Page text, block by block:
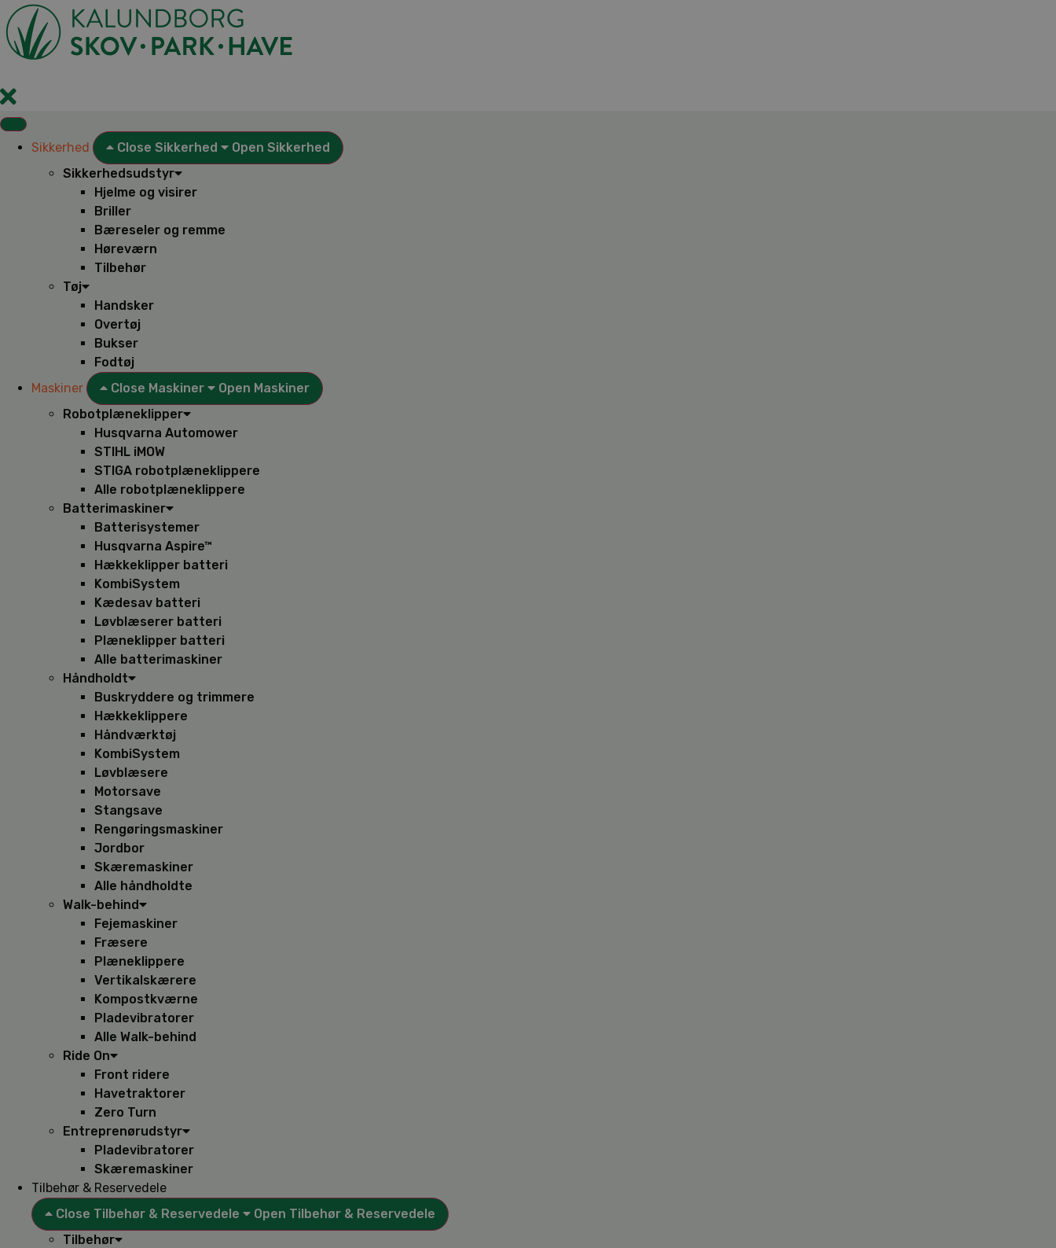
Videre
til
indhold
Sikkerhed Close Sikkerhed
Open Sikkerhed
Sikkerhedsudstyr
Hjelme og visirer
Briller
Bæreseler og remme
Høreværn
Tilbehør
Tøj
Handsker
Overtøj
Bukser
Fodtøj
Maskiner
Close Maskiner
Open Maskiner
Robotplæneklipper
Husqvarna Automower
STIHL iMOW
STIGA robotplæneklippere
Alle robotplæneklippere
Batterimaskiner
Batterisystemer
Husqvarna Aspire™
Hækkeklipper batteri
KombiSystem
Kædesav batteri
Løvblæserer batteri
Plæneklipper batteri
Alle batterimaskiner
Håndholdt
Buskryddere og trimmere
Hækkeklippere
Håndværktøj
KombiSystem
Løvblæsere
Motorsave
Stangsave
Rengøringsmaskiner
Jordbor
Skæremaskiner
Alle håndholdte
Walk-behind
Fejemaskiner
Fræsere
Plæneklippere
Vertikalskærere
Kompostkværne
Pladevibratorer
Alle Walk-behind
Ride On
Front ridere
Havetraktorer
Zero Turn
Entreprenørudstyr
Pladevibratorer
Skæremaskiner
Tilbehør & Reservedele
Close Tilbehør & Reservedele
Open Tilbehør & Reservedele
Tilbehør